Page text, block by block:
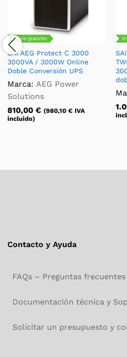
Envío gratuito
SAI AEG Protect C 3000
3000VA / 3000W Online
Doble Conversión UPS
Marca: AEG Power
Solutions
810,00 € (980,10 € IVA
incluido)
Contacto y Ayuda
FAQs – Preguntas frecuentes
Documentación técnica y
Solicitar un presupuesto y